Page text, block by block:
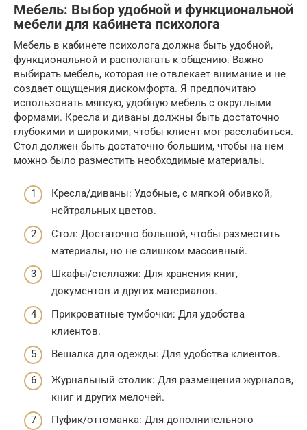
Мебель: Выбор удобной и функциональной
мебели для кабинета психолога
Мебель в кабинете психолога должна быть удобной,
функциональной и располагать к общению. Важно
выбирать мебель, которая не отвлекает внимание и не
создает ощущения дискомфорта. Я предпочитаю
использовать мягкую, удобную мебель с округлыми
формами. Кресла и диваны должны быть достаточно
глубокими и широкими, чтобы клиент мог расслабиться.
Стол должен быть достаточно большим, чтобы на нем
можно было разместить необходимые материалы.
Кресла/диваны: Удобные, с мягкой обивкой,
нейтральных цветов.
Стол: Достаточно большой, чтобы разместить
материалы, но не слишком массивный.
Шкафы/стеллажи: Для хранения книг,
документов и других материалов.
Прикроватные тумбочки: Для удобства
клиентов.
Вешалка для одежды: Для удобства клиентов.
Журнальный столик: Для размещения журналов,
книг и других мелочей.
Пуфик/оттоманка: Для дополнительного